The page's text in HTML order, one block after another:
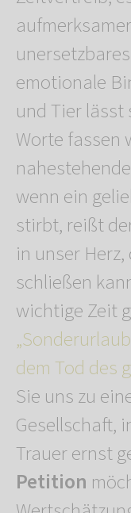
emotionale
und Tier
Worte fassen
wenn ein
stirbt, reißt
in unser
schließen
wichtige Zeit
dem Tod des
Sie uns zu
Gesellschaft,
Trauer ernst
Petition